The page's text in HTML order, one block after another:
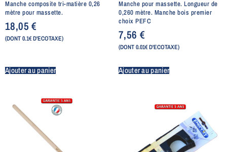
Manche composite tri-matière 0,26
mètre pour massette.
18,05€
(DONT 0.1€ D'ECOTAXE)
Ajouter au panier
Manche pour massette. Longueur de
0,260 mètre. Manche bois premier
choix PEFC
7,56 €
(DONT 0.01€ D'ECOTAXE)
Ajouter au panier